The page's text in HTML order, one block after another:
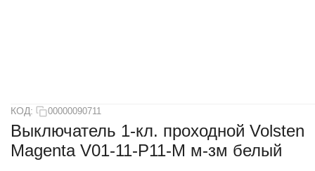
КОД: 00000090711
Выключатель 1-кл. проходной Volsten
Magenta V01-11-P11-M м-зм белый